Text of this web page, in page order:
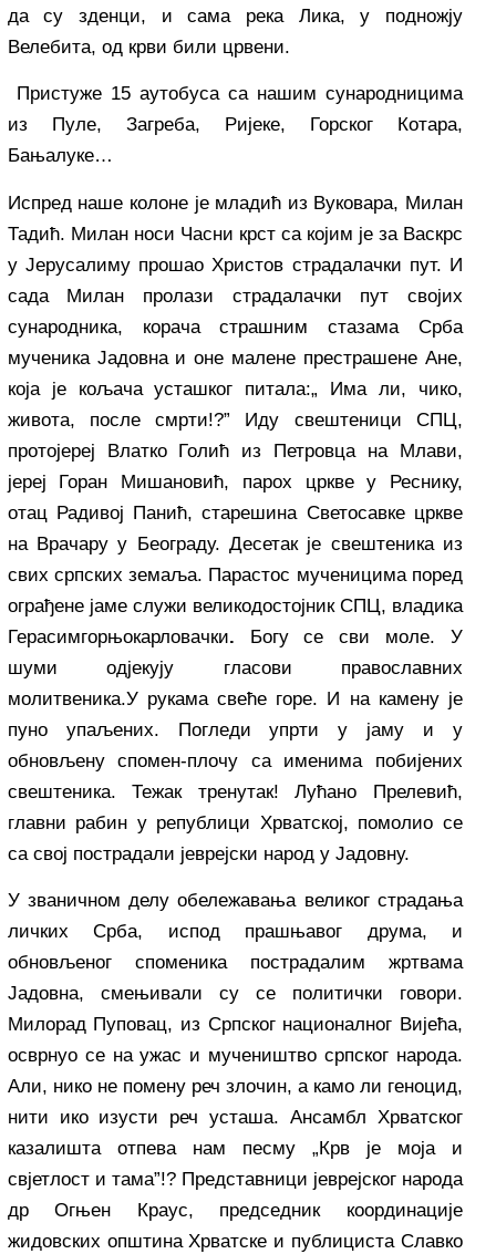
да су зденци, и сама река Лика, у подножју
Велебита, од крви били црвени.
Пристуже 15 аутобуса са нашим сународницима
из Пуле, Загреба, Ријеке, Горског Котара,
Бањалуке…
Испред наше колоне је младић из Вуковара, Милан
Тадић. Милан носи Часни крст са којим је за Васкрс
у Јерусалиму прошао Христов страдалачки пут. И
сада Милан пролази страдалачки пут својих
сународника, корача страшним стазама Срба
мученика Јадовна и оне малене престрашене Ане,
која је кољача усташког питала:„ Има ли, чико,
живота, после смрти!?” Иду свештеници СПЦ,
протојереј Влатко Голић из Петровца на Млави,
јереј Горан Мишановић, парох цркве у Реснику,
отац Радивој Панић, старешина Светосавке цркве
на Врачару у Београду. Десетак је свештеника из
свих српских земаља. Парастос мученицима поред
ограђене јаме служи великодостојник СПЦ, владика
Герасимгорњокарловачки. Богу се сви моле. У
шуми одјекују гласови православних
молитвеника.У рукама свеће горе. И на камену је
пуно упаљених. Погледи упрти у јаму и у
обновљену спомен-плочу са именима побијених
свештеника. Тежак тренутак! Лућано Прелевић,
главни рабин у републици Хрватској, помолио се
са свој пострадали јеврејски народ у Јадовну.
У званичном делу обележавања великог страдања
личких Срба, испод прашњавог друма, и
обновљеног споменика пострадалим жртвама
Јадовна, смењивали су се политички говори.
Милорад Пуповац, из Српског националног Вијећа,
осврнуо се на ужас и мучеништво српског народа.
Али, нико не помену реч злочин, а камо ли геноцид,
нити ико изусти реч усташа. Ансамбл Хрватског
казалишта отпева нам песму „Крв је моја и
свјетлост и тама”!? Представници јеврејског народа
др Огњен Краус, председник координације
жидовских општина Хрватске и публициста Славко